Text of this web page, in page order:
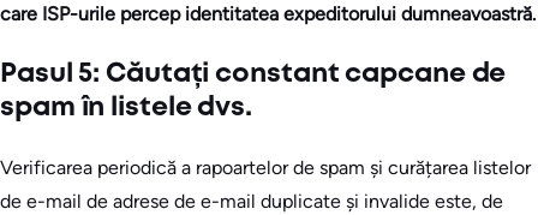
care ISP-urile percep identitatea expeditorului dumneavoastră.
Pasul 5: Căutați constant capcane de
spam în listele dvs.
Verificarea periodică a rapoartelor de spam și curățarea listelor
de e-mail de adrese de e-mail duplicate și invalide este, de